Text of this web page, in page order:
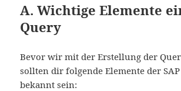
A. Wichtige Elemente
Query
Bevor wir mit der Erstellung der
sollten dir folgende Elemente der
bekannt sein: